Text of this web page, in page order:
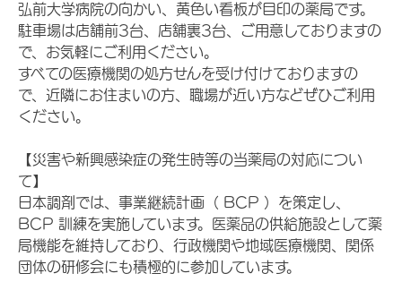
弘前大学病院の向かい、黄色い看板が目印の薬局です。
駐車場は店舗前3台、店舗裏3台、ご用意しておりますの
で、お気軽にご利用ください。
すべての医療機関の処方せんを受け付けておりますの
で、近隣にお住まいの方、職場が近い方などぜひご利用
ください。
【災害や新興感染症の発生時等の当薬局の対応につい
て】
日本調剤では、事業継続計画（ BCP ）を策定し、
BCP 訓練を実施しています。医薬品の供給施設として薬
局機能を維持しており、行政機関や地域医療機関、関係
団体の研修会にも積極的に参加しています。